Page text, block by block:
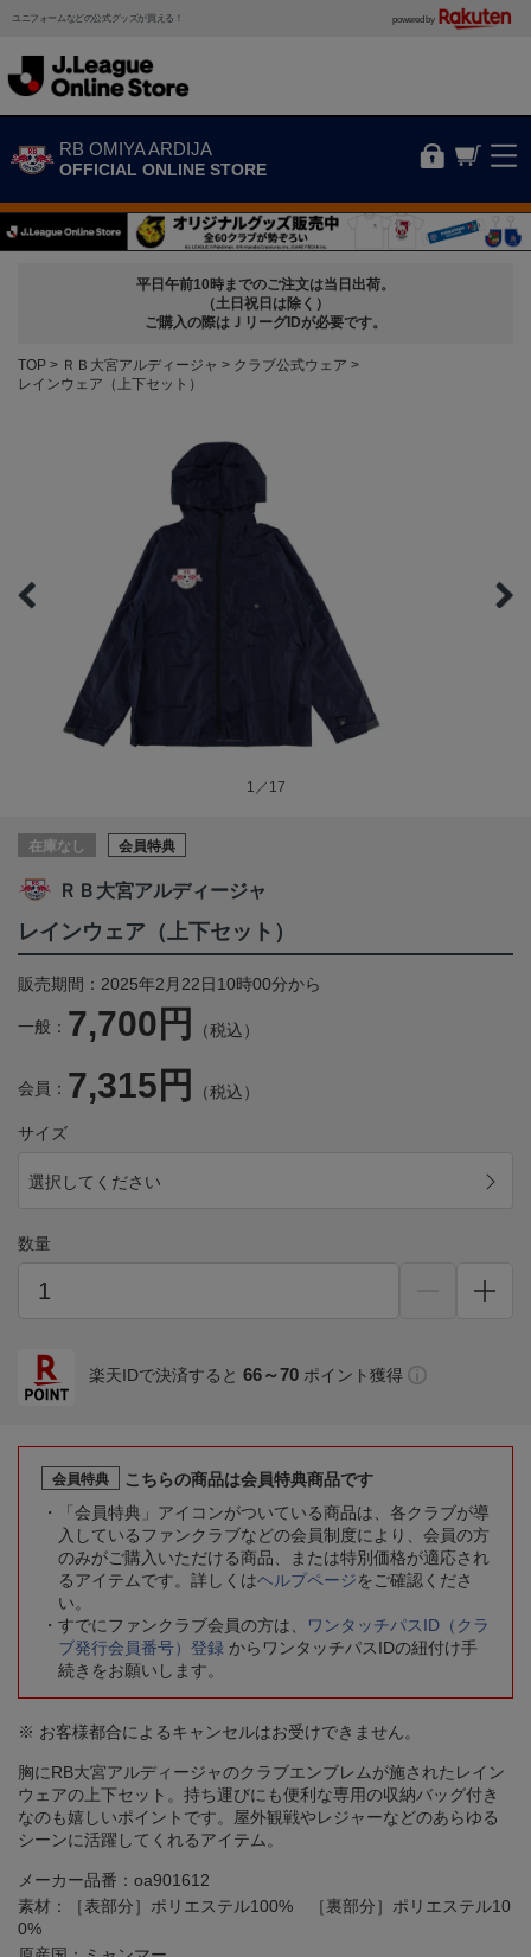
ユニフォームなどの公式グッズが買える！ powered by
RB OMIYA ARDIJA
OFFICIAL ONLINE STORE
平日午前10時までのご注文は当日出荷。
（土日祝日は除く）
ご購入の際はＪリーグIDが必要です。
TOP ＲＢ大宮アルディージャ
クラブ公式ウェア
レインウェア（上下セット）
1／17
在庫なし 会員特典
ＲＢ大宮アルディージャ
レインウェア（上下セット）
販売期間：2025年2月22日10時00分から
一般： 7,700円 （税込）
会員： 7,315円 （税込）
サイズ
選択してください
数量
楽天IDで決済すると 66～70 ポイント獲得
会員特典
こちらの商品は会員特典商品です
「会員特典」アイコンがついている商品は、各クラブが導
入しているファンクラブなどの会員制度により、会員の方
のみがご購入いただける商品、または特別価格が適応され
るアイテムです。詳しくはヘルプページをご確認くださ
い。
すでにファンクラブ会員の方は、
ワンタッチパスID（クラ
ブ発行会員番号）登録 からワンタッチパスIDの紐付け手
続きをお願いします。
※ お客様都合によるキャンセルはお受けできません。
胸にRB大宮アルディージャのクラブエンブレムが施されたレイン
ウェアの上下セット。持ち運びにも便利な専用の収納バッグ付き
なのも嬉しいポイントです。屋外観戦やレジャーなどのあらゆる
シーンに活躍してくれるアイテム。
メーカー品番：oa901612
素材：［表部分］ポリエステル100% ［裏部分］ポリエステル10
0%